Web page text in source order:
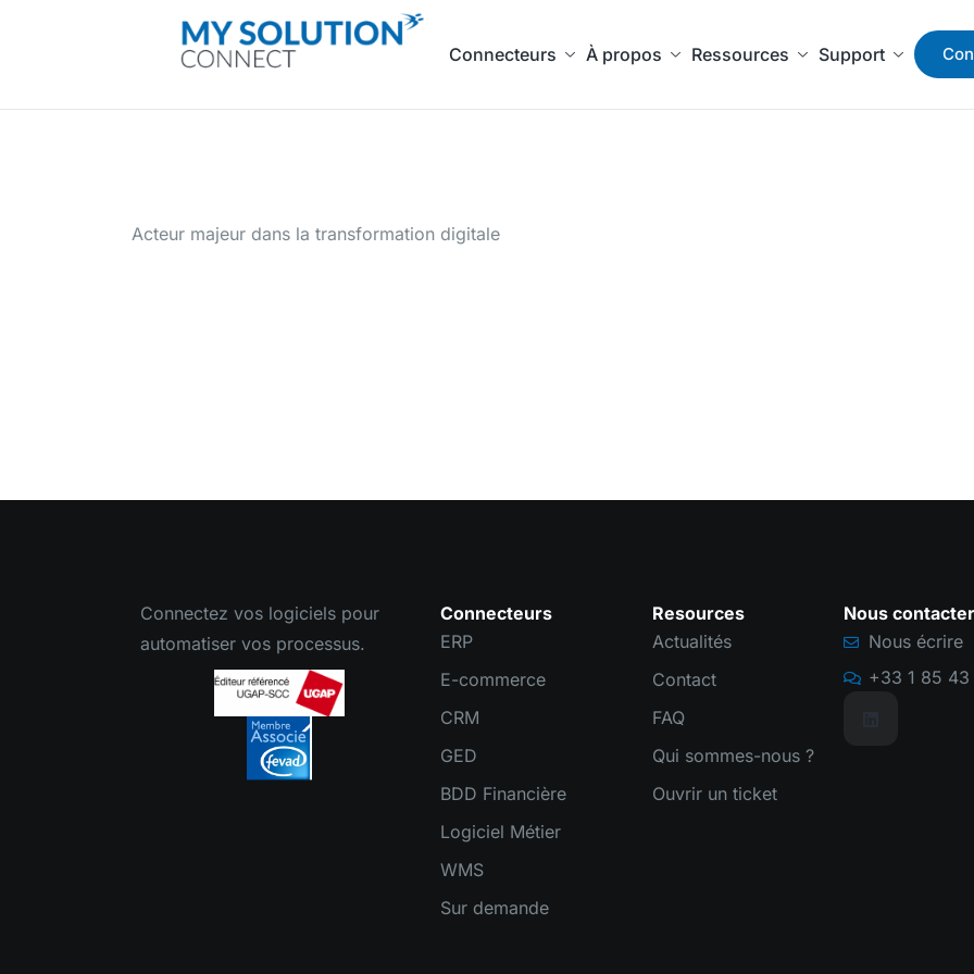
Connecteurs À propos Ressources Support
Acteur majeur dans la transformation digitale
Connectez vos logiciels pour
automatiser vos processus.
Connecteurs
ERP
E-commerce
CRM
GED
BDD Financière
Logiciel Métier
WMS
Sur demande
Resources
Actualités
Contact
FAQ
Qui sommes-nous ?
Ouvrir un ticket
Nous contacter
Nous écrire
+33 1 85 43